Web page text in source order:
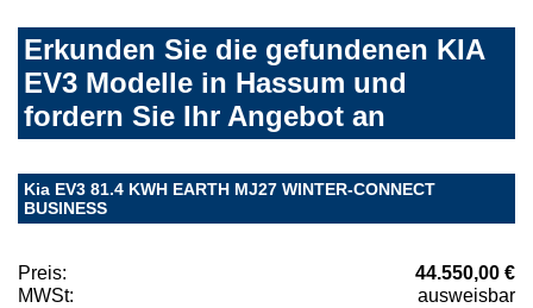
Erkunden Sie die gefundenen KIA
EV3 Modelle in Hassum und
fordern Sie Ihr Angebot an
Kia EV3 81.4 KWH EARTH MJ27 WINTER-CONNECT
BUSINESS
Preis:
44.550,00 €
MWSt:
ausweisbar